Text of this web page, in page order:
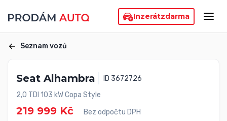
Inzerátzdarma
Seznam vozů
Seat Alhambra
ID 3672726
2,0 TDI 103 kW Copa Style
219 999 Kč Bez odpočtu DPH